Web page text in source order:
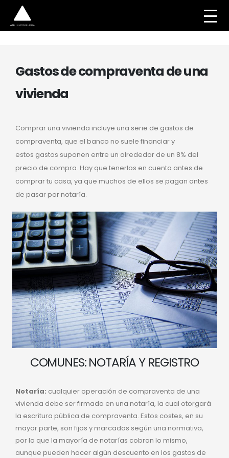
Gastos de compraventa de una
vivienda
Comprar una vivienda incluye una serie de gastos de
compraventa, que el banco no suele financiar y
estos gastos suponen entre un alrededor de un 8% del
precio de compra. Hay que tenerlos en cuenta antes de
comprar tu casa, ya que muchos de ellos se pagan antes
de pasar por notaría.
COMUNES: NOTARÍA Y REGISTRO
Notaría: cualquier operación de compraventa de una
vivienda debe ser firmada en una notaría, la cual otorgará
la escritura pública de compraventa. Estos costes, en su
mayor parte, son fijos y marcados según una normativa,
por lo que la mayoría de notarías cobran lo mismo,
aunque pueden hacer algún descuento en los gastos de